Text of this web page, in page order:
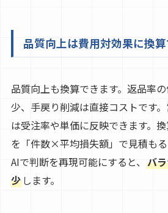
品質向上は費用対効果に換算
品質向上も換算できます。返品率
少、手戻り削減は直接コストです
は受注率や単価に反映できます。
を「件数×平均損失額」で見積も
AIで判断を再現可能にすると、 バ
少します。